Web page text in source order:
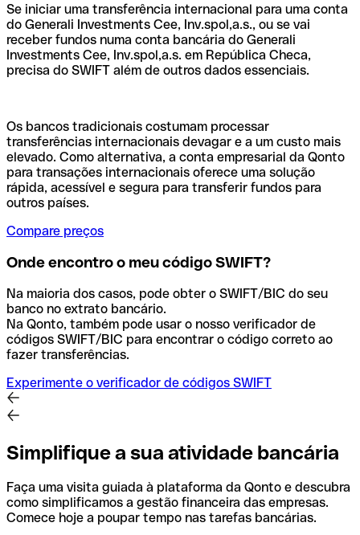
Se iniciar uma transferência internacional para uma conta
do Generali Investments Cee, Inv.spol,a.s., ou se vai
receber fundos numa conta bancária do Generali
Investments Cee, Inv.spol,a.s. em República Checa,
precisa do SWIFT além de outros dados essenciais.
Os bancos tradicionais costumam processar
transferências internacionais devagar e a um custo mais
elevado. Como alternativa, a conta empresarial da Qonto
para transações internacionais oferece uma solução
rápida, acessível e segura para transferir fundos para
outros países.
Compare preços
Onde encontro o meu código SWIFT?
Na maioria dos casos, pode obter o SWIFT/BIC do seu
banco no extrato bancário.
Na Qonto, também pode usar o nosso verificador de
códigos SWIFT/BIC para encontrar o código correto ao
fazer transferências.
Experimente o verificador de códigos SWIFT
Simplifique a sua atividade bancária
Faça uma visita guiada à plataforma da Qonto e descubra
como simplificamos a gestão financeira das empresas.
Comece hoje a poupar tempo nas tarefas bancárias.